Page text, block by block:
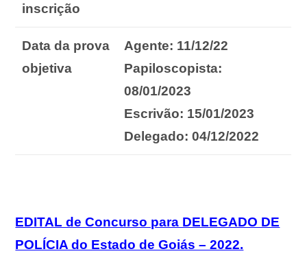
inscrição
Data da prova
objetiva
Agente: 11/12/22
Papiloscopista:
08/01/2023
Escrivão: 15/01/2023
Delegado: 04/12/2022
EDITAL de Concurso para DELEGADO DE
POLÍCIA do Estado de Goiás – 2022.